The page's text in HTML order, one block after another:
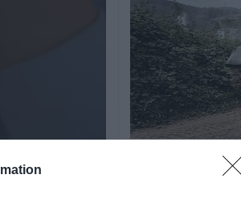
Shmatov/Unsplash FEGYVERGYÁRTÁS
Óriási